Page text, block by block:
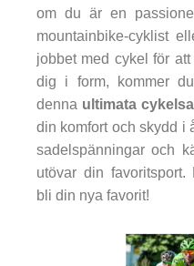
om du är en
mountainbike-cyklist
jobbet med cykel för
dig i form, kommer
denna ultimata
din komfort och skydd i
sadelspänningar och
utövar din favoritsport.
bli din nya favorit!